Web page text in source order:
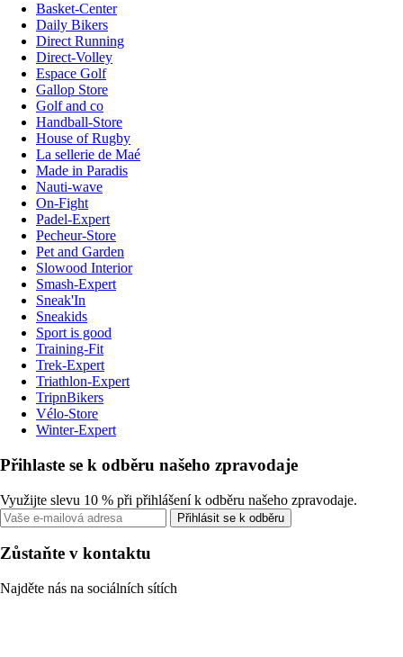
Basket-Center
Daily Bikers
Direct Running
Direct-Volley
Espace Golf
Gallop Store
Golf and co
Handball-Store
House of Rugby
La sellerie de Maé
Made in Paradis
Nauti-wave
On-Fight
Padel-Expert
Pecheur-Store
Pet and Garden
Slowood Interior
Smash-Expert
Sneak'In
Sneakids
Sport is good
Training-Fit
Trek-Expert
Triathlon-Expert
TripnBikers
Vélo-Store
Winter-Expert
Přihlaste se k odběru našeho zpravodaje
Využijte slevu 10 % při přihlášení k odběru našeho zpravodaje.
Přihlásit se k odběru
Zůstaňte v kontaktu
Najděte nás na sociálních sítích